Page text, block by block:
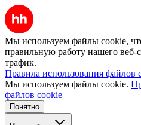
Мы используем файлы cookie,
правильную работу нашего веб-
трафик.
Правила использования файлов
Мы используем файлы cookie.
файлов cookie
Понятно